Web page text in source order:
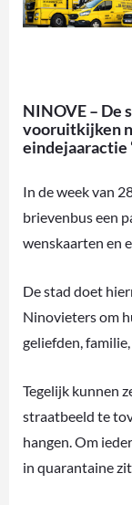
NINOVE – De
vooruitkijken
eindejaaractie
In de week van
brievenbus een
wenskaarten en
De stad doet
Ninovieters om
geliefden,
Tegelijk kunnen
straatbeeld te
hangen. Om
in quarantaine